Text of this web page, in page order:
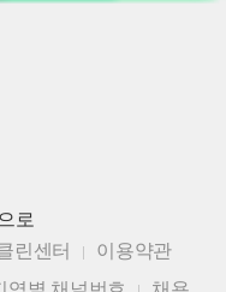
로
린센터
이용약관